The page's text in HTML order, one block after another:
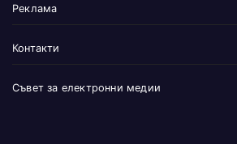
Реклама
Контакти
Съвет за електронни медии